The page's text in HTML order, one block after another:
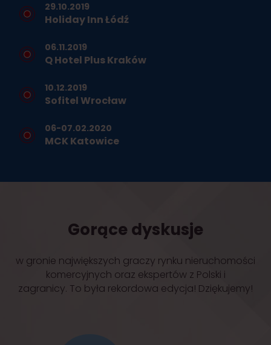
29.10.2019
Holiday Inn Łódź
06.11.2019
Q Hotel Plus Kraków
10.12.2019
Sofitel Wrocław
06-07.02.2020
MCK Katowice
Gorące dyskusje
w gronie największych graczy rynku nieruchomości
komercyjnych oraz ekspertów z Polski i
zagranicy. To była rekordowa edycja! Dziękujemy!